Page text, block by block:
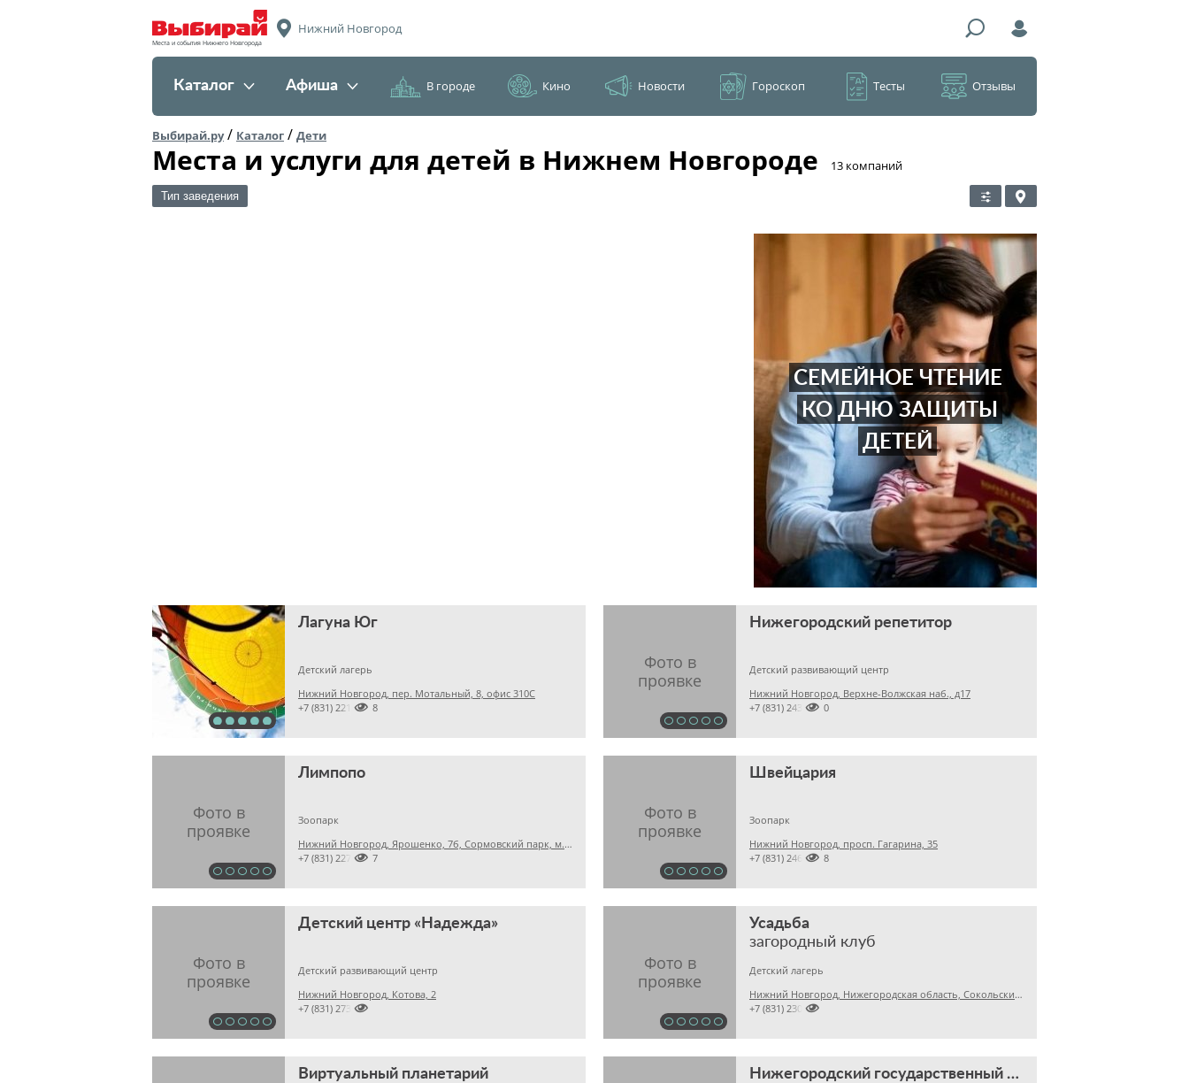
Места и события Нижнего Новгорода
Нижний Новгород
Каталог Афиша В городе Кино Новости Гороскоп Тесты Отзывы
Выбирай.ру/ Каталог / Дети
Места и услуги для детей в Нижнем Новгороде ​13 компаний
Тип заведения
СЕМЕЙНОЕ ЧТЕНИЕ
КО ДНЮ ЗАЩИТЫ
ДЕТЕЙ
Лагуна Юг
Детский лагерь
Нижний Новгород, пер. Мотальный, 8, офис 310С

+7 (831) 22180118
Нижегородский репетитор
Детский развивающий центр
Нижний Новгород, Верхне-Волжская наб., д17

+7 (831) 24362010
Лимпопо
Зоопарк
Нижний Новгород, Ярошенко, 7б, Сормовский парк, м. Бурнаковская

+7 (831) 22765757
Швейцария
Зоопарк
Нижний Новгород, просп. Гагарина, 35

+7 (831) 24658518
Детский центр «Надежда»
Детский развивающий центр
Нижний Новгород, Котова, 2

+7 (831) 2731046
Усадьба
загородный клуб
Детский лагерь
Нижний Новгород, Нижегородская область, Сокольский район, д. Хмелевка

+7 (831) 2302501
Виртуальный планетарий Нижегородский государственный театр юного зрителя